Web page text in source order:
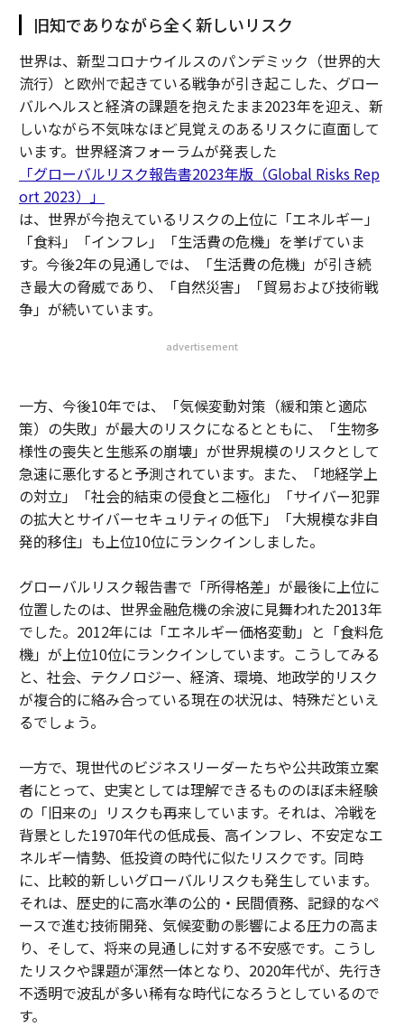
旧知でありながら全く新しいリスク
世界は、新型コロナウイルスのパンデミック（世界的大
流行）と欧州で起きている戦争が引き起こした、グロー
バルヘルスと経済の課題を抱えたまま2023年を迎え、新
しいながら不気味なほど見覚えのあるリスクに直面して
います。世界経済フォーラムが発表した
「グローバルリスク報告書2023年版（Global Risks Rep
ort 2023）」
は、世界が今抱えているリスクの上位に「エネルギー」
「食料」「インフレ」「生活費の危機」を挙げていま
す。今後2年の見通しでは、「生活費の危機」が引き続
き最大の脅威であり、「自然災害」「貿易および技術戦
争」が続いています。
advertisement
一方、今後10年では、「気候変動対策（緩和策と適応
策）の失敗」が最大のリスクになるとともに、「生物多
様性の喪失と生態系の崩壊」が世界規模のリスクとして
急速に悪化すると予測されています。また、「地経学上
の対立」「社会的結束の侵食と二極化」「サイバー犯罪
の拡大とサイバーセキュリティの低下」「大規模な非自
発的移住」も上位10位にランクインしました。
グローバルリスク報告書で「所得格差」が最後に上位に
位置したのは、世界金融危機の余波に見舞われた2013年
でした。2012年には「エネルギー価格変動」と「食料危
機」が上位10位にランクインしています。こうしてみる
と、社会、テクノロジー、経済、環境、地政学的リスク
が複合的に絡み合っている現在の状況は、特殊だといえ
るでしょう。
一方で、現世代のビジネスリーダーたちや公共政策立案
者にとって、史実としては理解できるもののほぼ未経験
の「旧来の」リスクも再来しています。それは、冷戦を
背景とした1970年代の低成長、高インフレ、不安定なエ
ネルギー情勢、低投資の時代に似たリスクです。同時
に、比較的新しいグローバルリスクも発生しています。
それは、歴史的に高水準の公的・民間債務、記録的なペ
ースで進む技術開発、気候変動の影響による圧力の高ま
り、そして、将来の見通しに対する不安感です。こうし
たリスクや課題が渾然一体となり、2020年代が、先行き
不透明で波乱が多い稀有な時代になろうとしているので
す。